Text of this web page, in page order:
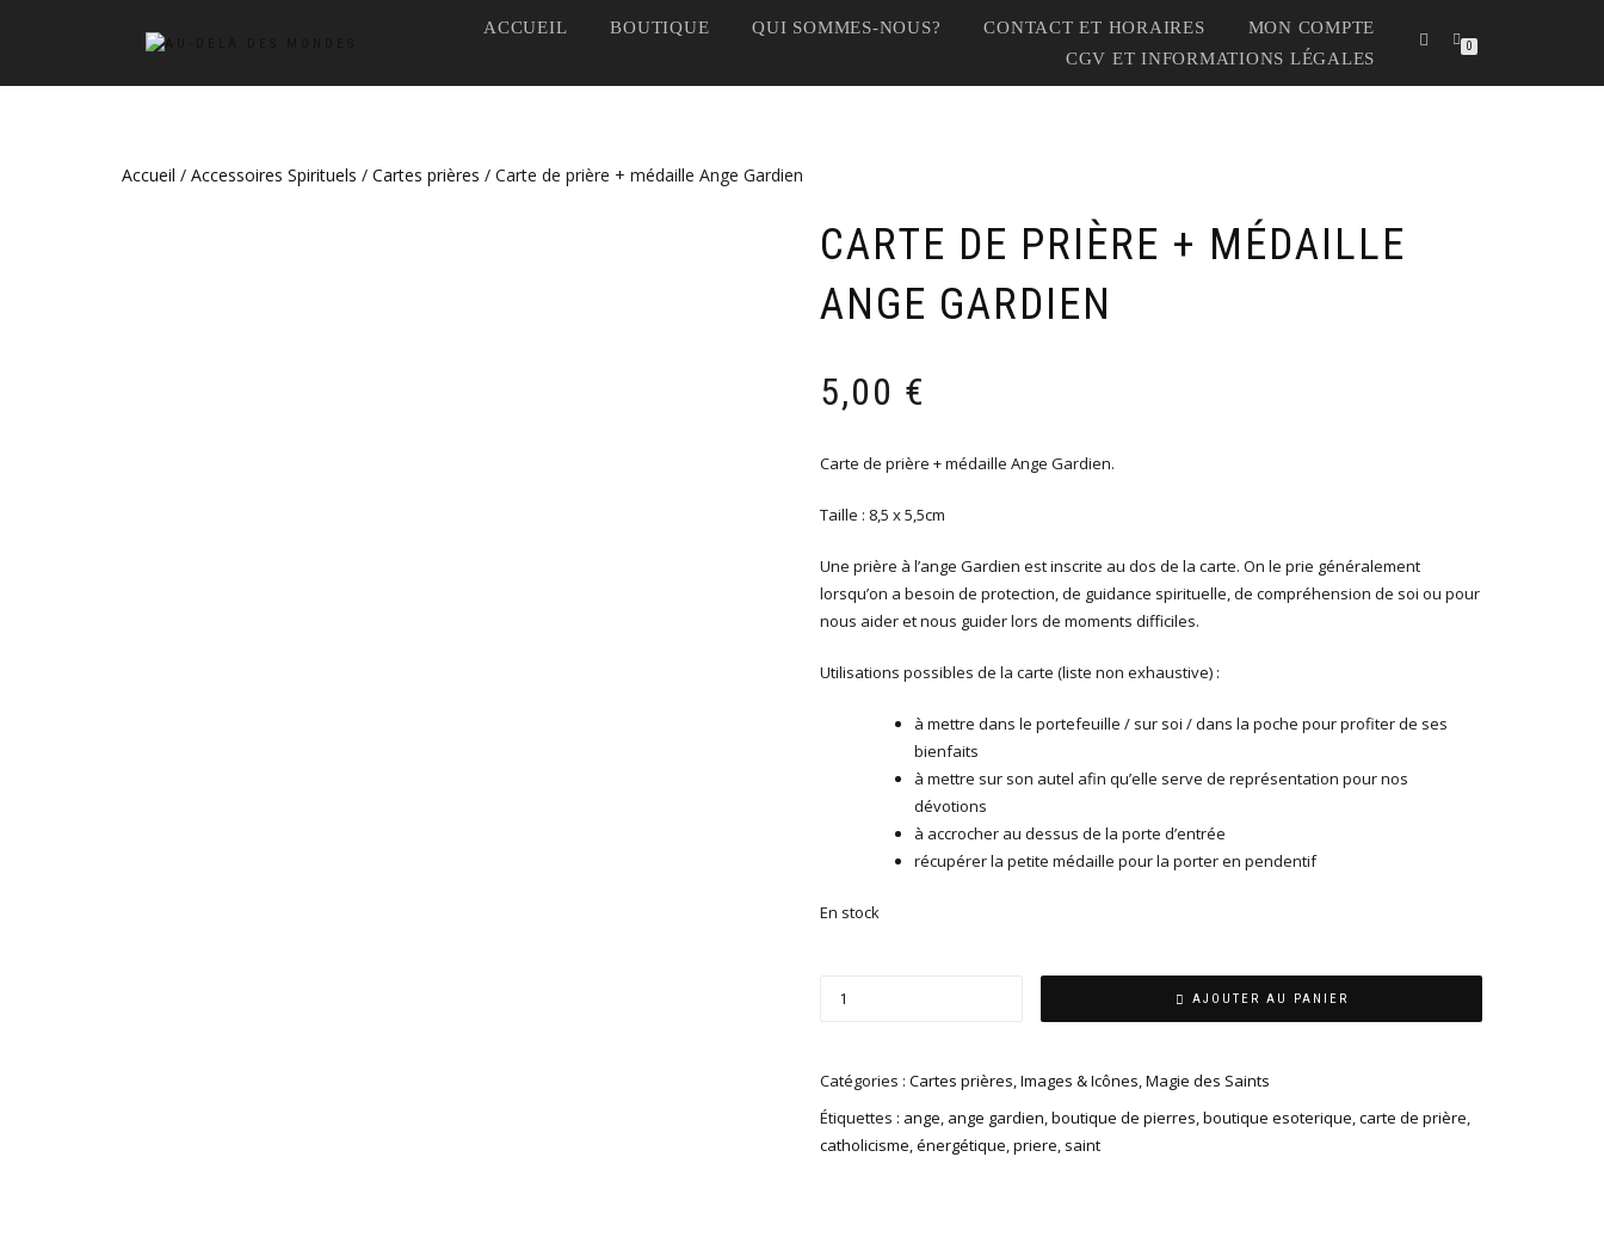
ACCUEIL BOUTIQUE QUI SOMMES-NOUS? CONTACT ET HORAIRES
MON COMPTE
CGV ET INFORMATIONS LÉGALES
0
Accueil / Accessoires Spirituels / Cartes prières / Carte de prière + médaille Ange Gardien
CARTE DE PRIÈRE + MÉDAILLE
ANGE GARDIEN
5,00 €
Carte de prière + médaille Ange Gardien.
Taille : 8,5 x 5,5cm
Une prière à l’ange Gardien est inscrite au dos de la carte. On le prie généralement
lorsqu’on a besoin de protection, de guidance spirituelle, de compréhension de soi ou pour
nous aider et nous guider lors de moments difficiles.
Utilisations possibles de la carte (liste non exhaustive) :
à mettre dans le portefeuille / sur soi / dans la poche pour profiter de ses
bienfaits
à mettre sur son autel afin qu’elle serve de représentation pour nos
dévotions
à accrocher au dessus de la porte d’entrée
récupérer la petite médaille pour la porter en pendentif
En stock
AJOUTER AU PANIER
Catégories : Cartes prières,Images & Icônes,Magie des Saints
Étiquettes : ange ange gardien boutique de pierres boutique esoterique carte de prière
catholicisme énergétique priere saint